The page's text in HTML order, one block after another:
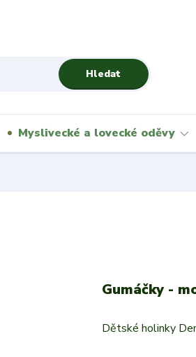
Hledat
Myslivecké a lovecké oděvy
Gumáčky -
Dětské holinky